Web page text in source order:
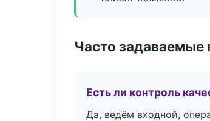
Часто задаваемые
Есть ли контроль
Да, ведём входной,